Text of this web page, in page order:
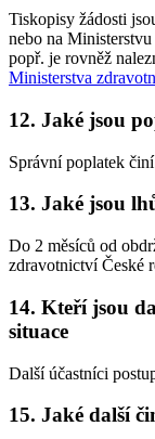
Tiskopisy žádosti
nebo na
popř. je rovněž
Ministerstva
12. Jaké jsou
Správní poplatek
13. Jaké jsou
Do 2 měsíců od
zdravotnictví České
14. Kteří jsou
situace
Další účastníci
15. Jaké další